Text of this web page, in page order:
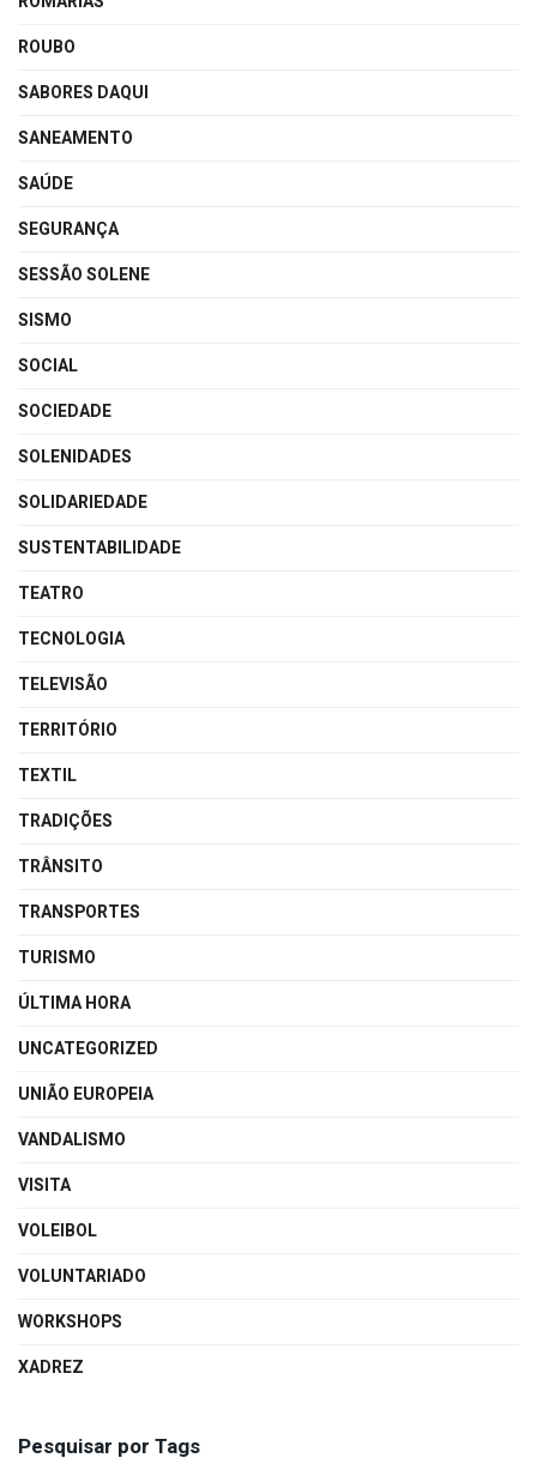
ROUBO
SABORES DAQUI
SANEAMENTO
SAÚDE
SEGURANÇA
SESSÃO SOLENE
SISMO
SOCIAL
SOCIEDADE
SOLENIDADES
SOLIDARIEDADE
SUSTENTABILIDADE
TEATRO
TECNOLOGIA
TELEVISÃO
TERRITÓRIO
TEXTIL
TRADIÇÕES
TRÂNSITO
TRANSPORTES
TURISMO
ÚLTIMA HORA
UNCATEGORIZED
UNIÃO EUROPEIA
VANDALISMO
VISITA
VOLEIBOL
VOLUNTARIADO
WORKSHOPS
XADREZ
Pesquisar por Tags